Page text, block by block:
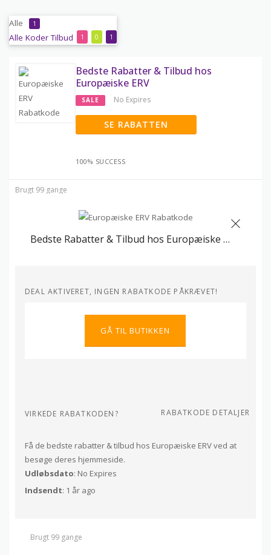
Alle 1
Alle 1
Koder 0
Tilbud 1
Bedste Rabatter & Tilbud hos
Europæiske ERV
SALE No Expires
SE RABATTEN
100% SUCCESS
Brugt 99 gange
Bedste Rabatter & Tilbud hos Europæiske ERV
DEAL AKTIVERET, INGEN RABATKODE PÅKRÆVET!
GÅ TIL BUTIKKEN
VIRKEDE RABATKODEN? RABATKODE DETALJER
Få de bedste rabatter & tilbud hos Europæiske ERV ved at
besøge deres hjemmeside.
Udløbsdato: No Expires
Indsendt: 1 år ago
Brugt 99 gange